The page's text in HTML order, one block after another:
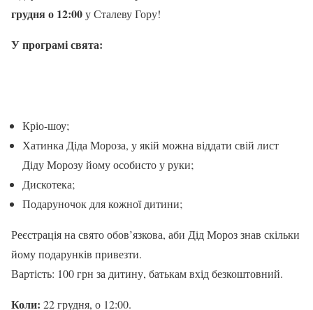
грудня о 12:00у Сталеву Гору!
У програмі свята:
Кріо-шоу;
Хатинка Діда Мороза, у якій можна віддати свій лист
Діду Морозу йому особисто у руки;
Дискотека;
Подаруночок для кожної дитини;
Реєстрація на свято обов’язкова, аби Дід Мороз знав скільки
йому подарунків привезти.
Вартість: 100 грн за дитину, батькам вхід безкоштовний.
Коли: 22 грудня, о 12:00.